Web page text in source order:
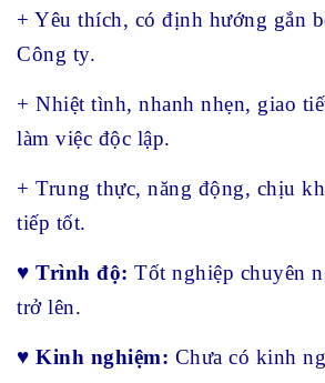
+ Yêu thích, có định hướng gắn
Công ty.
+ Nhiệt tình, nhanh nhẹn, giao
làm việc độc lập.
+ Trung thực, năng động, chịu
tiếp tốt.
♥ Trình độ: Tốt nghiệp chuyên
trở lên.
♥ Kinh nghiệm: Chưa có kinh